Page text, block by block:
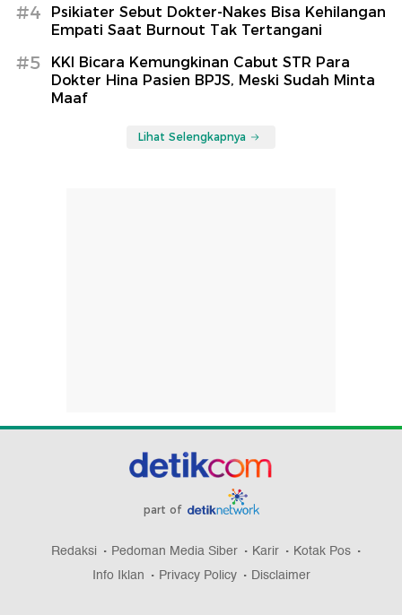
#4
Psikiater Sebut Dokter-Nakes Bisa Kehilangan
Empati Saat Burnout Tak Tertangani
#5
KKI Bicara Kemungkinan Cabut STR Para
Dokter Hina Pasien BPJS, Meski Sudah Minta
Maaf
Lihat Selengkapnya
part of
Redaksi Pedoman Media Siber Karir
Kotak Pos
Info Iklan
Privacy Policy Disclaimer